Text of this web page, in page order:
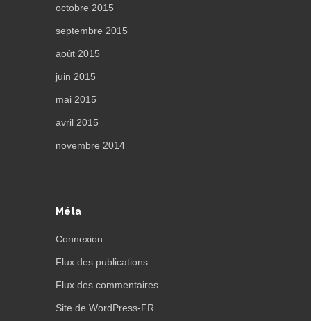
octobre 2015
septembre 2015
août 2015
juin 2015
mai 2015
avril 2015
novembre 2014
Méta
Connexion
Flux des publications
Flux des commentaires
Site de WordPress-FR